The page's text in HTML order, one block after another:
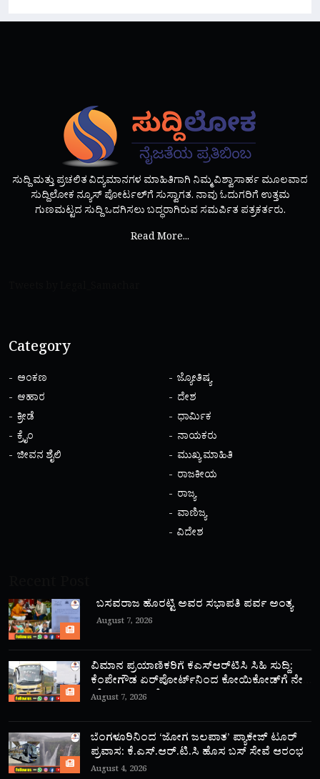
ಸುದ್ದಿ ಮತ್ತು ಪ್ರಚಲಿತ ವಿದ್ಯಮಾನಗಳ ಮಾಹಿತಿಗಾಗಿ ನಿಮ್ಮ ವಿಶ್ವಾಸಾರ್ಹ ಮೂಲವಾದ
ಸುದ್ದಿಲೋಕ ನ್ಯೂಸ್ ಪೋರ್ಟಲ್‌ಗೆ ಸುಸ್ವಾಗತ. ನಾವು ಓದುಗರಿಗೆ ಉತ್ತಮ
ಗುಣಮಟ್ಟದ ಸುದ್ದಿ ಒದಗಿಸಲು ಬದ್ಧರಾಗಿರುವ ಸಮರ್ಪಿತ ಪತ್ರಕರ್ತರು.
Read More...
Category
ಅಂಕಣ
ಆಹಾರ
ಕ್ರೀಡೆ
ಕ್ರೈಂ
ಜೀವನ ಶೈಲಿ
ಜ್ಯೋತಿಷ್ಯ
ದೇಶ
ಧಾರ್ಮಿಕ
ನಾಯಕರು
ಮುಖ್ಯ ಮಾಹಿತಿ
ರಾಜಕೀಯ
ರಾಜ್ಯ
ವಾಣಿಜ್ಯ
ವಿದೇಶ
ಬಸವರಾಜ ಹೊರಟ್ಟಿ ಅವರ ಸಭಾಪತಿ ಪರ್ವ ಅಂತ್ಯ
August 7, 2026
ವಿಮಾನ ಪ್ರಯಾಣಿಕರಿಗೆ ಕೆಎಸ್‌ಆರ್‌ಟಿಸಿ ಸಿಹಿ ಸುದ್ದಿ:
ಕೆಂಪೇಗೌಡ ಏರ್‌ಪೋರ್ಟ್‌ನಿಂದ ಕೋಯಿಕೋಡ್‌ಗೆ ನೇರ
‘ಫ್ಲೈ ಬಸ್’ ಸಾರಿಗೆ ಆರಂಭ!
August 7, 2026
ಬೆಂಗಳೂರಿನಿಂದ ‘ಜೋಗ ಜಲಪಾತ’ ಪ್ಯಾಕೇಜ್ ಟೂರ್
ಪ್ರವಾಸ: ಕೆ.ಎಸ್.ಆರ್.ಟಿ.ಸಿ ಹೊಸ ಬಸ್ ಸೇವೆ ಆರಂಭ
August 4, 2026